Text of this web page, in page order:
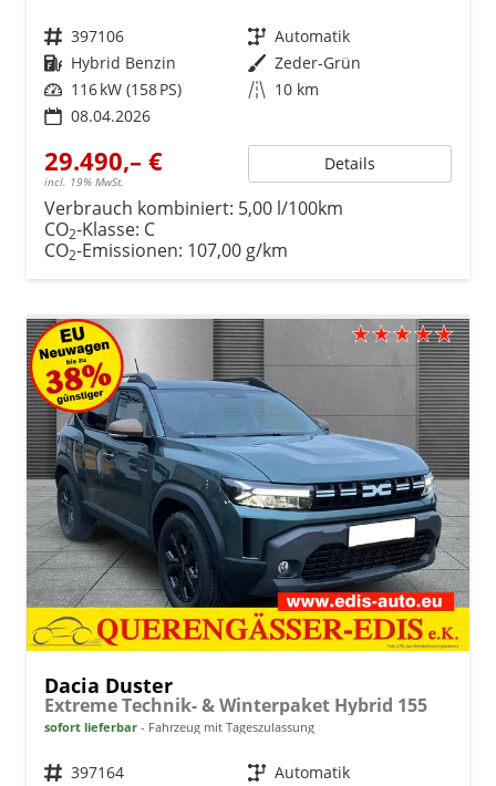
Fahrzeugnr. 397106 Getriebe Automatik
Kraftstoff Hybrid Benzin Außenfarbe Zeder-Grün
Leistung 116 kW (158 PS) Kilometerstand 10 km
08.04.2026
29.490,– €
incl. 19% MwSt.
Details
Verbrauch kombiniert: 5,00 l/100km
CO2-Klasse: C
CO2-Emissionen: 107,00 g/km
Dacia Duster
Extreme Technik- & Winterpaket Hybrid 155
sofort lieferbar Fahrzeug mit Tageszulassung
Fahrzeugnr. 397164 Getriebe Automatik